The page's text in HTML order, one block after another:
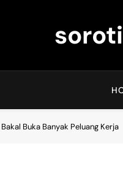
Buka Banyak Peluang Kerja